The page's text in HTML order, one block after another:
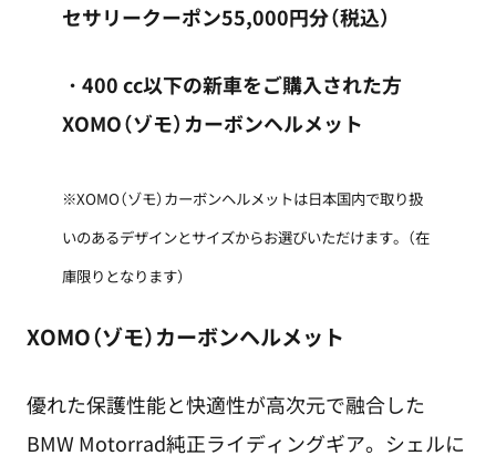
セサリークーポン55,000円分（税込）
・400 cc以下の新車をご購入された方
XOMO（ゾモ）カーボンヘルメット
※XOMO（ゾモ）カーボンヘルメットは日本国内で取り扱
いのあるデザインとサイズからお選びいただけます。（在
庫限りとなります）
XOMO（ゾモ）カーボンヘルメット
優れた保護性能と快適性が高次元で融合した
BMW Motorrad純正ライディングギア。シェルに